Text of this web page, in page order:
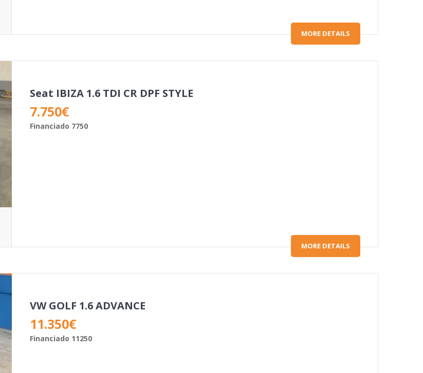
MORE DETAILS
Seat IBIZA 1.6 TDI CR DPF STYLE
7.750€
Financiado 7750
MORE DETAILS
VW GOLF 1.6 ADVANCE
11.350€
Financiado 11250